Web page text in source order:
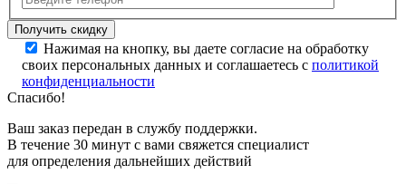
Нажимая на кнопку, вы даете согласие на обработку
своих персональных данных и соглашаетесь с политикой
конфиденциальности
Спасибо!
Ваш заказ передан в службу поддержки.
В течение 30 минут с вами свяжется специалист
для определения дальнейших действий